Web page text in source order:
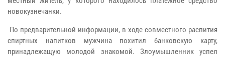
новокузнечанки.
По предварительной информации, в ходе совместного распития
спиртных напитков мужчина похитил банковскую карту,
принадлежащую молодой знакомой. Злоумышленник успел